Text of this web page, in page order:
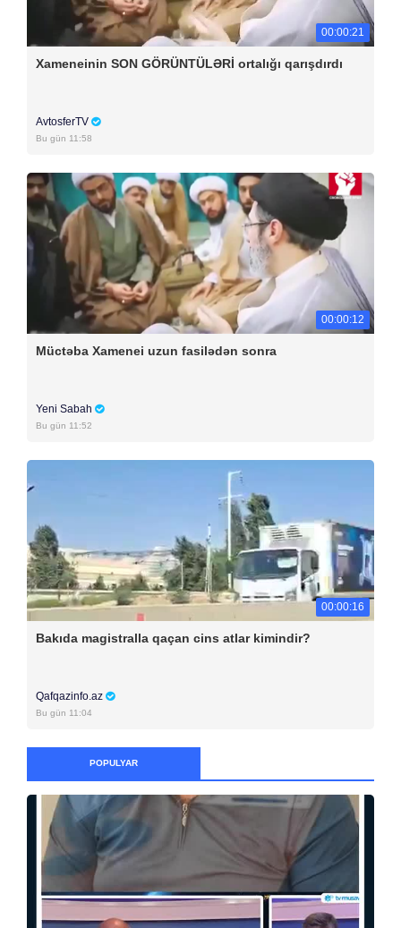
00:00:21
Xameneinin SON GÖRÜNTÜLƏRİ ortalığı qarışdırdı
AvtosferTV
Bu gün 11:58
00:00:12
Müctəba Xamenei uzun fasilədən sonra
Yeni Sabah
Bu gün 11:52
00:00:16
Bakıda magistralla qaçan cins atlar kimindir?
Qafqazinfo.az
Bu gün 11:04
POPULYAR